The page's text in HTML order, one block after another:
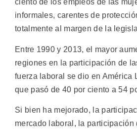
ciento de los empleos de las
informales, carentes de
totalmente al margen de la
Entre 1990 y 2013, el mayor
regiones en la participación de
fuerza laboral se dio en América
que pasó de 40 por ciento a 54
Si bien ha mejorado, la
mercado laboral, la participación